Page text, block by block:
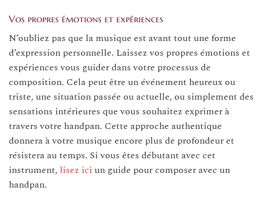
Vos propres émotions et expériences
N’oubliez pas que la musique est avant tout une forme
d’expression personnelle. Laissez vos propres émotions et
expériences vous guider dans votre processus de
composition. Cela peut être un événement heureux ou
triste, une situation passée ou actuelle, ou simplement des
sensations intérieures que vous souhaitez exprimer à
travers votre handpan. Cette approche authentique
donnera à votre musique encore plus de profondeur et
résistera au temps. Si vous êtes débutant avec cet
instrument, lisez ici un guide pour composer avec un
handpan.